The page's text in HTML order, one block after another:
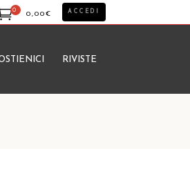
0
0,00€ ACCEDI
RIVISTE